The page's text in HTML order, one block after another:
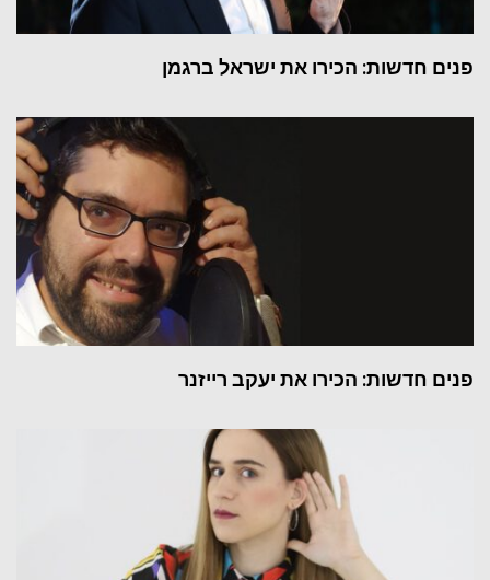
פנים חדשות: הכירו את ישראל ברגמן
פנים חדשות: הכירו את יעקב רייזנר